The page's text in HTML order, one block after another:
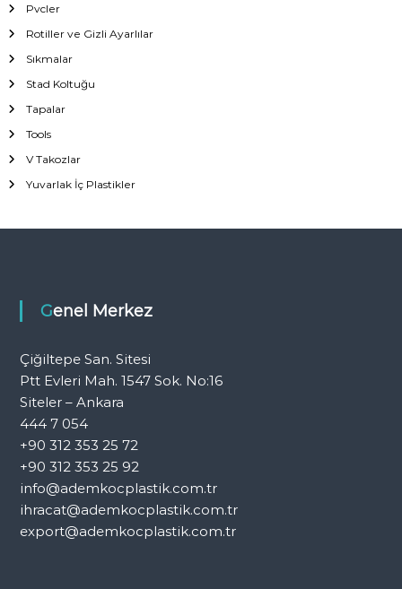
Pvcler
Rotiller ve Gizli Ayarlılar
Sıkmalar
Stad Koltuğu
Tapalar
Tools
V Takozlar
Yuvarlak İç Plastikler
Genel Merkez
Çiğiltepe San. Sitesi
Ptt Evleri Mah. 1547 Sok. No:16
Siteler – Ankara
444 7 054
+90 312 353 25 72
+90 312 353 25 92
info@ademkocplastik.com.tr
ihracat@ademkocplastik.com.tr
export@ademkocplastik.com.tr